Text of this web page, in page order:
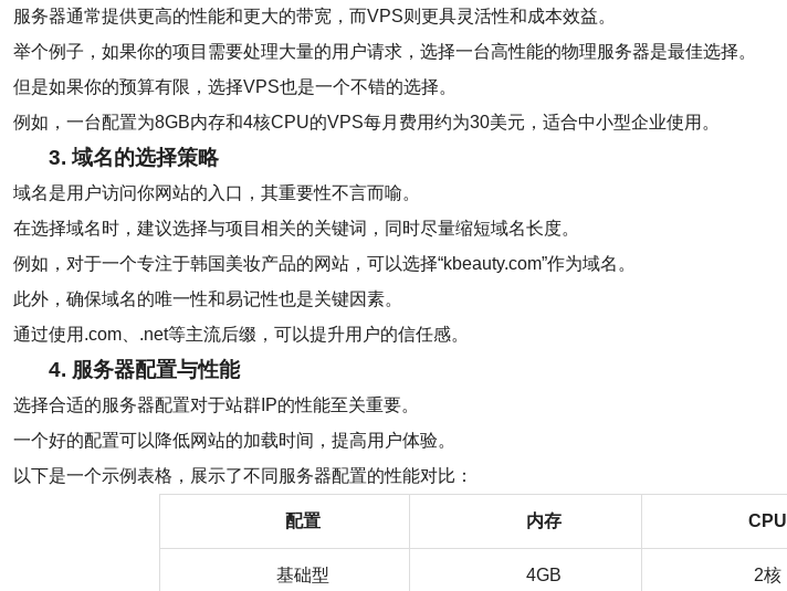
服务器通常提供更高的性能和更大的带宽，而VPS则更具灵活性和成本效益。
举个例子，如果你的项目需要处理大量的用户请求，选择一台高性能的物理服务器是最佳选择。
但是如果你的预算有限，选择VPS也是一个不错的选择。
例如，一台配置为8GB内存和4核CPU的VPS每月费用约为30美元，适合中小型企业使用。
3. 域名的选择策略
域名是用户访问你网站的入口，其重要性不言而喻。
在选择域名时，建议选择与项目相关的关键词，同时尽量缩短域名长度。
例如，对于一个专注于韩国美妆产品的网站，可以选择“kbeauty.com”作为域名。
此外，确保域名的唯一性和易记性也是关键因素。
通过使用.com、.net等主流后缀，可以提升用户的信任感。
4. 服务器配置与性能
选择合适的服务器配置对于站群IP的性能至关重要。
一个好的配置可以降低网站的加载时间，提高用户体验。
以下是一个示例表格，展示了不同服务器配置的性能对比：
配置 内存 CPU
基础型 4GB 2核